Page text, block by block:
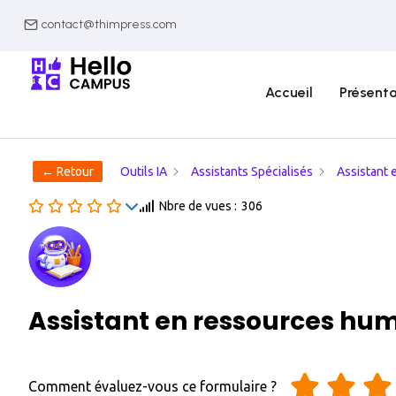
contact@thimpress.com
Accueil
← Retour Outils IA Assistants Spécialisés Assistant
Nbre de vues : 306
Assistant en ressources
Comment évaluez-vous ce formulaire ?